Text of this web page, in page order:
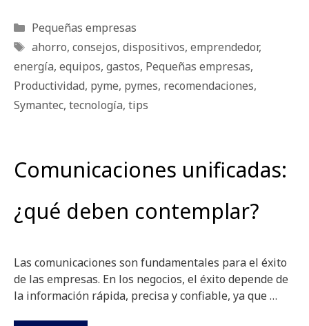
Categorías
Pequeñas empresas
Etiquetas
ahorro, consejos, dispositivos, emprendedor,
energía, equipos, gastos, Pequeñas empresas,
Productividad, pyme, pymes, recomendaciones,
Symantec, tecnología, tips
Comunicaciones unificadas:
¿qué deben contemplar?
Las comunicaciones son fundamentales para el éxito
de las empresas. En los negocios, el éxito depende de
la información rápida, precisa y confiable, ya que …